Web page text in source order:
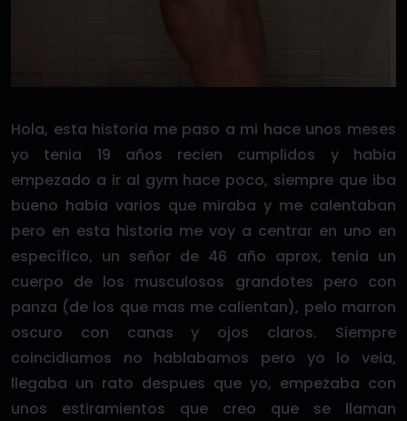
Hola, esta historia me paso a mi hace unos meses
yo tenia 19 años recien cumplidos y habia
empezado a ir al gym hace poco, siempre que iba
bueno habia varios que miraba y me calentaban
pero en esta historia me voy a centrar en uno en
específico, un señor de 46 año aprox, tenia un
cuerpo de los musculosos grandotes pero con
panza (de los que mas me calientan), pelo marron
oscuro con canas y ojos claros. Siempre
coincidiamos no hablabamos pero yo lo veia,
llegaba un rato despues que yo, empezaba con
unos estiramientos que creo que se llaman